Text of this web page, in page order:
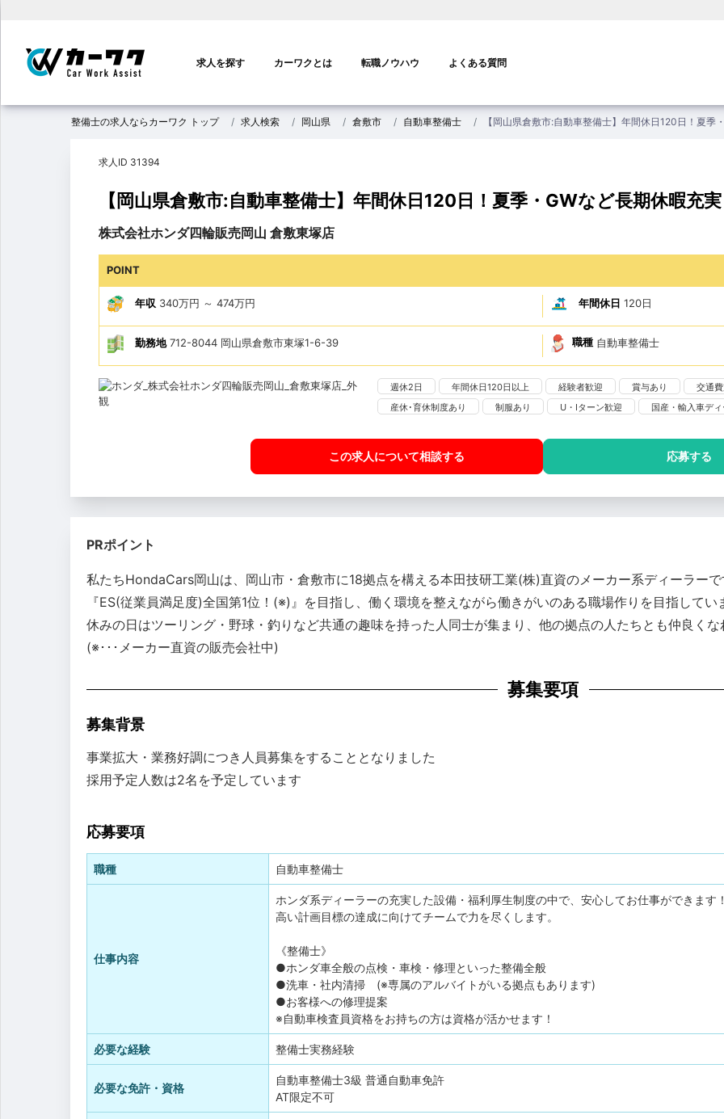
ン
ビ
ゲ
ン
求人を探す カーワクとは 転職ノウハウ よくある質問
整備士の求人ならカーワク トップ 求人検索 岡山県 倉敷市 自動車整備士 【岡山県倉敷市:自動車整備士】年間休日120日！夏季
求人ID 31394
【岡山県倉敷市:自動車整備士】年間休日120日！夏季・GWなど長期休暇充
株式会社ホンダ四輪販売岡山 倉敷東塚店
POINT
年収 340万円 ～ 474万円 年間休日 120日
勤務地712-8044 岡山県倉敷市東塚1-6-39 職種 自動車整備士
週休2日 年間休日120日以上 経験者歓迎 賞与あり
交通
産休･育休制度あり
制服あり U・Iターン歓迎 国産・輸入車デ
この求人について相談する 応募する
PRポイント
私たちHondaCars岡山は、岡山市・倉敷市に18拠点を構える本田技研工業(株)直資のメーカー系ディーラー
『ES(従業員満足度)全国第1位！(※)』を目指し、働く環境を整えながら働きがいのある職場作りを目指してい
休みの日はツーリング・野球・釣りなど共通の趣味を持った人同士が集まり、他の拠点の人たちとも仲良く
(※･･･メーカー直資の販売会社中)
募集要項
募集背景
事業拡大・業務好調につき人員募集をすることとなりました
採用予定人数は2名を予定しています
応募要項
職種 自動車整備士
仕事内容
ホンダ系ディーラーの充実した設備・福利厚生制度の中で、安心してお仕事ができます
高い計画目標の達成に向けてチームで力を尽くします。
《整備士》
●ホンダ車全般の点検・車検・修理といった整備全般
●洗車・社内清掃 (※専属のアルバイトがいる拠点もあります)
●お客様への修理提案
※自動車検査員資格をお持ちの方は資格が活かせます！
必要な経験 整備士実務経験
必要な免許・資格
自動車整備士3級 普通自動車免許
AT限定不可